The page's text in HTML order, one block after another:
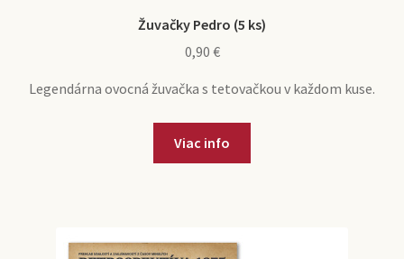
Žuvačky Pedro (5 ks)
0,90 €
Legendárna ovocná žuvačka s tetovačkou v každom kuse.
Viac info